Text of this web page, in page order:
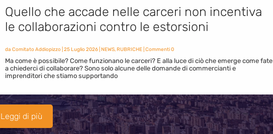
Quello che accade nelle carceri non incentiva
le collaborazioni contro le estorsioni
da Comitato Addiopizzo| 25 Luglio 2026| NEWS,RUBRICHE| Commenti 0
Ma come è possibile? Come funzionano le carceri? E alla luce di ciò che emerge come fate
a chiederci di collaborare? Sono solo alcune delle domande di commercianti e
imprenditori che stiamo supportando
Leggi di più